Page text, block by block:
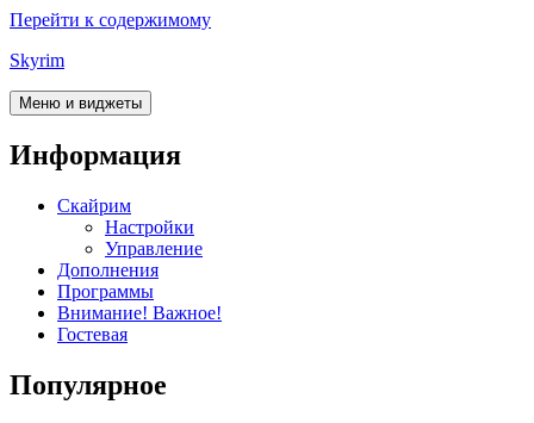
Перейти к содержимому
Skyrim
Меню и виджеты
Информация
Скайрим
Настройки
Управление
Дополнения
Программы
Внимание! Важное!
Гостевая
Популярное